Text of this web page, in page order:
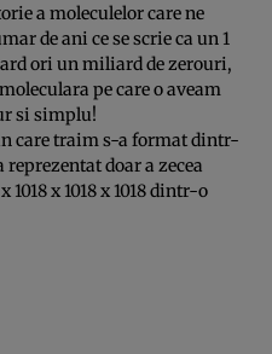
a moleculelor care ne
de ani ce se scrie ca un 1
ori un miliard de zerouri,
pe care o aveam
si simplu!
care traim s-a format dintr-
doar a zecea
x 1018 x 1018 dintr-o